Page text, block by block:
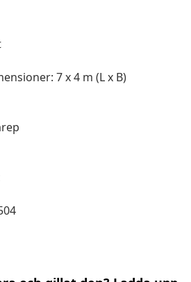
7 x 4 m (L x B)